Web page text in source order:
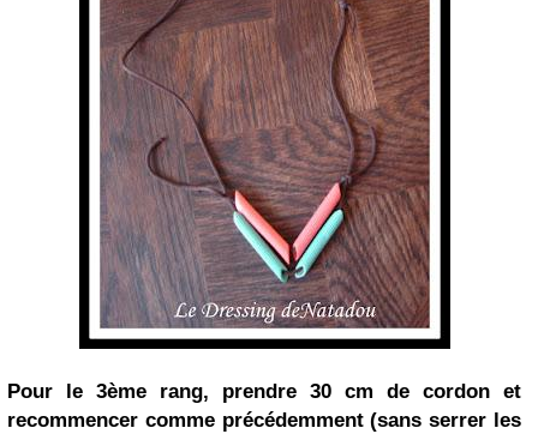
Pour le 3ème rang, prendre 30 cm de cordon et
recommencer comme précédemment (sans serrer les